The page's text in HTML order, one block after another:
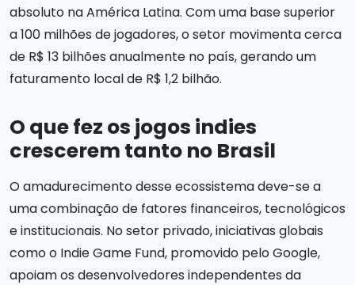
absoluto na América Latina. Com uma base superior
a 100 milhões de jogadores, o setor movimenta cerca
de R$ 13 bilhões anualmente no país, gerando um
faturamento local de R$ 1,2 bilhão.
O que fez os jogos indies
crescerem tanto no Brasil
O amadurecimento desse ecossistema deve-se a
uma combinação de fatores financeiros, tecnológicos
e institucionais. No setor privado, iniciativas globais
como o Indie Game Fund, promovido pelo Google,
apoiam os desenvolvedores independentes da